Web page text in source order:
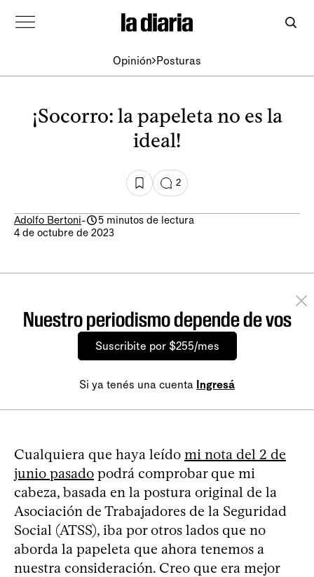
Opinión Posturas
¡Socorro: la papeleta no es la
ideal!
2
Adolfo Bertoni-
5 minutos de lectura
4 de octubre de 2023
Nuestro periodismo depende de vos
Suscribite por $255/mes
Si ya tenés una cuenta Ingresá
Cualquiera que haya leído mi nota del 2 de
junio pasado podrá comprobar que mi
cabeza, basada en la postura original de la
Asociación de Trabajadores de la Seguridad
Social (ATSS), iba por otros lados que no
aborda la papeleta que ahora tenemos a
nuestra consideración. Creo que era mejor